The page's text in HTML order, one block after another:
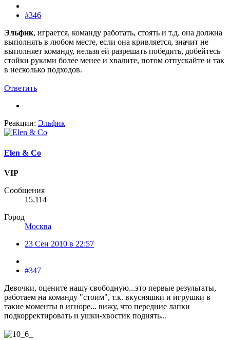
#346
Эльфик, играется, команду работать, стоять и т.д. она должна
выполнять в любом месте, если она кривляется, значит не
выполняет команду, нельзя ей разрешать победить, добейтесь
стойки руками более менее и хвалите, потом отпускайте и так
в несколько подходов.
Ответить
Реакции: Эльфик
Elen & Co
VIP
Сообщения
15.114
Город
Москва
23 Сен 2010 в 22:57
#347
Девочки, оцените нашу свободную...это первые результаты,
работаем на команду "стоим", т.к. вкусняшки и игрушки в
такие моменты в игноре... вижу, что передние лапки
подкорректировать и ушки-хвостик поднять...